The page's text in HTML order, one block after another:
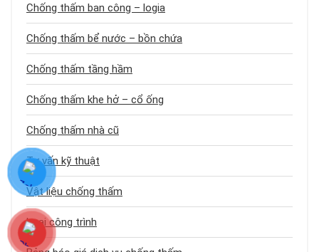
Chống thấm ban công – logia
Chống thấm bể nước – bồn chứa
Chống thấm tầng hầm
Chống thấm khe hở – cổ ống
Chống thấm nhà cũ
Tư vấn kỹ thuật
Vật liệu chống thấm
Loại công trình